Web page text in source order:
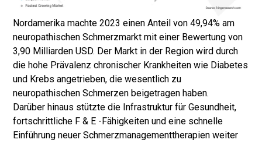
Nordamerika machte 2023 einen Anteil von 49,94% am
neuropathischen Schmerzmarkt mit einer Bewertung von
3,90 Milliarden USD. Der Markt in der Region wird durch
die hohe Prävalenz chronischer Krankheiten wie Diabetes
und Krebs angetrieben, die wesentlich zu
neuropathischen Schmerzen beigetragen haben.
Darüber hinaus stützte die Infrastruktur für Gesundheit,
fortschrittliche F & E -Fähigkeiten und eine schnelle
Einführung neuer Schmerzmanagementtherapien weiter